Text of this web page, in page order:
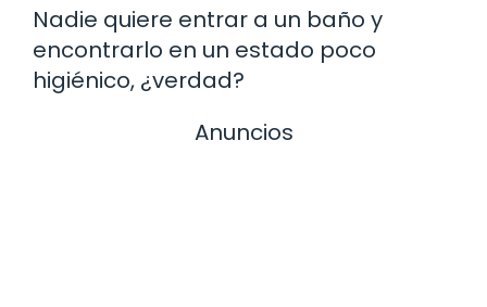
Nadie quiere entrar a un baño y
encontrarlo en un estado poco
higiénico, ¿verdad?
Anuncios